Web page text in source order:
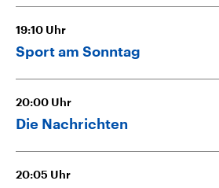
19:10 Uhr
Sport am Sonntag
20:00 Uhr
Die Nachrichten
20:05 Uhr